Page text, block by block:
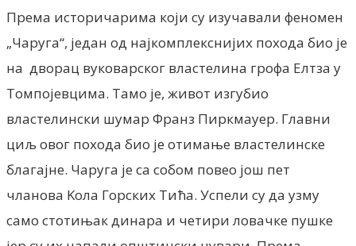
Према историчарима који су изучавали феномен
„Чаруга“, један од најкомплекснијих похода био је
на дворац вуковарског властелина грофа Елтза у
Томпојевцима. Тамо је, живот изгубио
властелински шумар Франз Пиркмаyер. Главни
циљ овог похода био је отимање властелинске
благајне. Чаруга је са собом повео још пет
чланова Kола Горских Тића. Успели су да узму
само стотињак динара и четири ловачке пушке